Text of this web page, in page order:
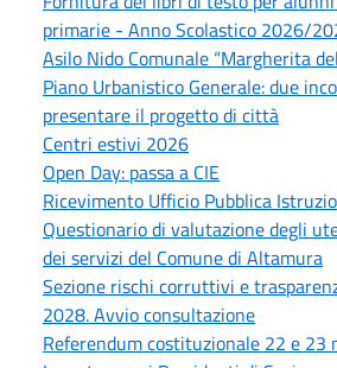
primarie - Anno Scolastico 2026/
Asilo Nido Comunale “Margherita
Piano Urbanistico Generale: due
presentare il progetto di città
Centri estivi 2026
Open Day: passa a CIE
Ricevimento Ufficio Pubblica
Questionario di valutazione degli
dei servizi del Comune di Altamura
Sezione rischi corruttivi e
2028. Avvio consultazione
Referendum costituzionale 22 e 23